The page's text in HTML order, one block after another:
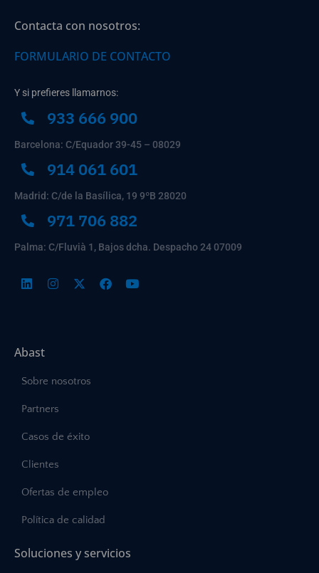
Contacta con nosotros:
FORMULARIO DE CONTACTO
Y si prefieres llamarnos:
933 666 900
Barcelona: C/Equador 39-45 – 08029
914 061 601
Madrid: C/de la Basílica, 19 9ºB 28020
971 706 882
Palma: C/Fluvià 1, Bajos dcha. Despacho 24 07009
Abast
Sobre nosotros
Partners
Casos de éxito
Clientes
Ofertas de empleo
Política de calidad
Soluciones y servicios